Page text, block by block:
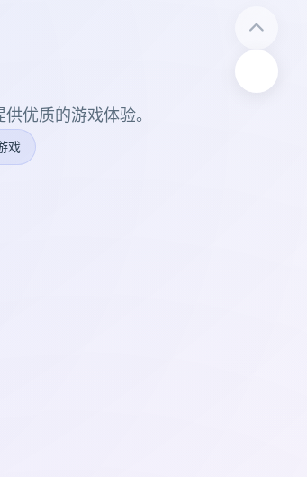
优质的游戏体验。
戏